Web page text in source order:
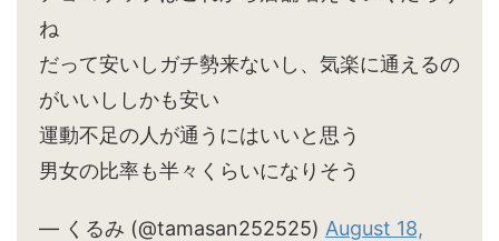
ね
だって安いしガチ勢来ないし、気楽に通えるの
がいいししかも安い
運動不足の人が通うにはいいと思う
男女の比率も半々くらいになりそう
— くるみ (@tamasan252525) August 18,